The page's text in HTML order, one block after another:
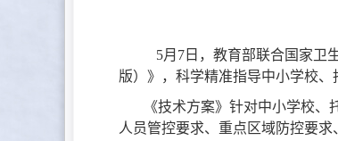
5月7日，教育部联合国家卫
版）》，科学精准指导中小学校
《技术方案》针对中小学校
人员管控要求、重点区域防控要